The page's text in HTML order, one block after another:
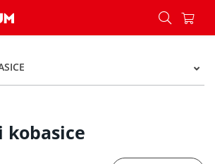
i kobasice - Kategorije - Konzum
kobasice